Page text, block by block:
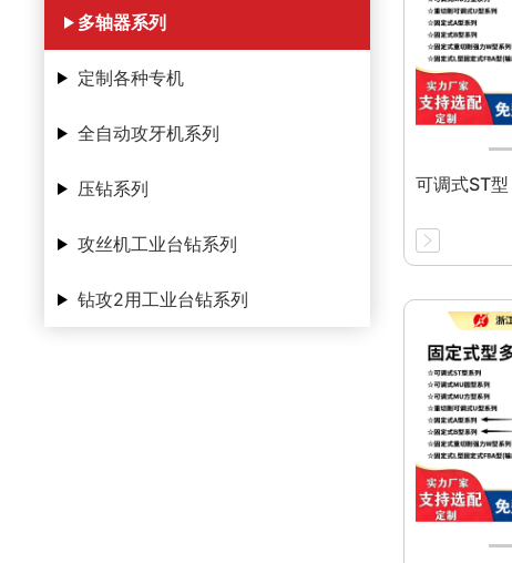
多轴器系列
定制各种专机
全自动攻牙机系列
压钻系列
攻丝机工业台钻系列
钻攻2用工业台钻系列
可调式ST型